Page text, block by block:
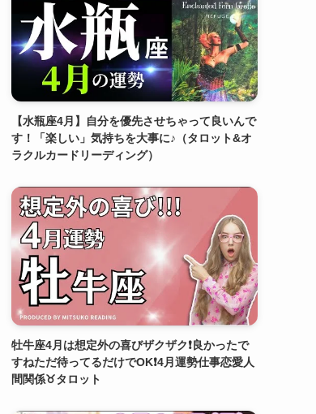
【水瓶座4月】自分を優先させちゃって良いんで
す！「楽しい」気持ちを大事に♪（タロット&オ
ラクルカードリーディング）
牡牛座4月は想定外の喜びザクザク❗️良かったで
すねただ待ってるだけでOK❗️4月運勢仕事恋愛人
間関係♉️タロット